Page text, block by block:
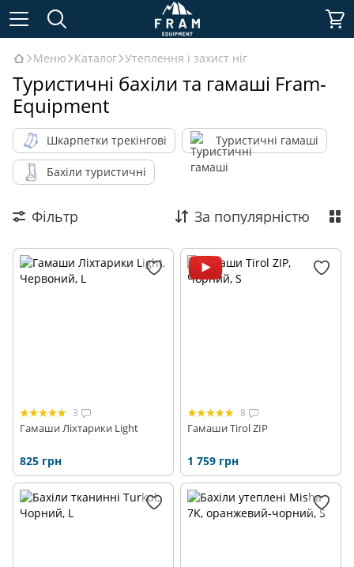
Меню Каталог Утеплення і захист ніг
Туристичні бахіли та гамаші Fram-
Equipment
Шкарпетки трекінгові Туристичні гамаші
Бахіли туристичні
Фільтр За популярністю
3
Гамаши Ліхтарики Light
825 грн
8
Гамаши Tirol ZIP
1 759 грн